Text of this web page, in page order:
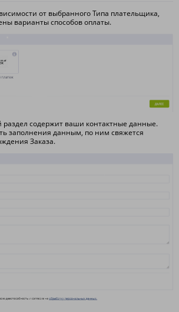
от выбранного Типа плательщика,
варианты способов оплаты.
содержит ваши контактные данные.
заполнения данным, по ним свяжется
Заказа.